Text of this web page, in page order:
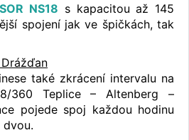
NS18 s kapacitou až 145
spojení jak ve špičkách, tak
také zkrácení intervalu na
360 Teplice – Altenberg –
pojede spoj každou hodinu
dvou.